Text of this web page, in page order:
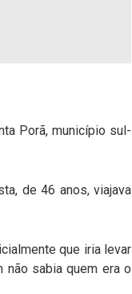
Porã, município sul-
de 46 anos, viajava
que iria levar
sabia quem era o